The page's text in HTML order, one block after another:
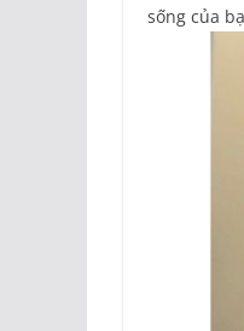
sống của